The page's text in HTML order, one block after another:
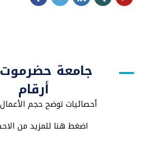
جامعة
أرقام
أحصائيات توضح حجم
اضغط هنا للمزيد من